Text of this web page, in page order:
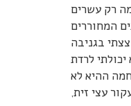
רק עשרים
המחוררים
בגניבה
לרדת
ההיא לא
עצי זית,